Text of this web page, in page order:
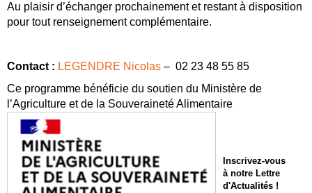
Au plaisir d’échanger prochainement et restant à disposition
pour tout renseignement complémentaire.
Contact : LEGENDRE Nicolas – 02 23 48 55 85
Ce programme bénéficie du soutien du Ministère de
l’Agriculture et de la Souveraineté Alimentaire
Inscrivez-vous
à notre Lettre
d'Actualités !